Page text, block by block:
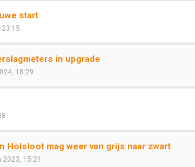
start
23:15
in upgrade
18:29
Holsloot mag weer van grijs naar zwart
2023, 15:21